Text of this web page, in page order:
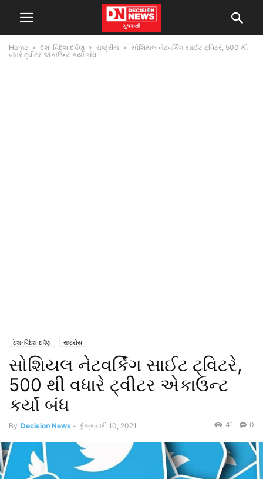
Home દેશ-વિદેશ દર્પણ રાષ્ટ્રીય
સોશિયલ નેટવર્કિંગ સાઈટ ટ્વિટરે, 500 થી
વધારે ટ્વીટર એકાઉન્ટ કર્યાં બંધ
દેશ-વિદેશ દર્પણ રાષ્ટ્રીય
સોશિયલ નેટવર્કિંગ સાઈટ ટ્વિટરે,
500 થી વધારે ટ્વીટર એકાઉન્ટ
કર્યાં બંધ
By Decision News - ફેબ્રુવારી 10, 2021 0
41